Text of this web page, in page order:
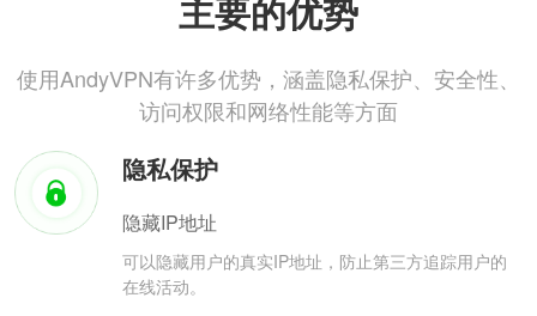
主要的优势
使用AndyVPN有许多优势，涵盖隐私保护、安全性、
访问权限和网络性能等方面
隐私保护
隐藏IP地址
可以隐藏用户的真实IP地址，防止第三方追踪用户的
在线活动。